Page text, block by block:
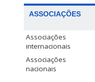
ASSOCIAÇÕES
Associações
internacionais
Associações
nacionais